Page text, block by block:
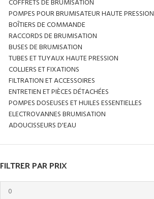
COFFRETS DE BRUMISATION
POMPES POUR BRUMISATEUR HAUTE PRESSION
BOÎTIERS DE COMMANDE
RACCORDS DE BRUMISATION
BUSES DE BRUMISATION
TUBES ET TUYAUX HAUTE PRESSION
COLLIERS ET FIXATIONS
FILTRATION ET ACCESSOIRES
ENTRETIEN ET PIÈCES DÉTACHÉES
POMPES DOSEUSES ET HUILES ESSENTIELLES
ELECTROVANNES BRUMISATION
ADOUCISSEURS D'EAU
FILTRER PAR PRIX